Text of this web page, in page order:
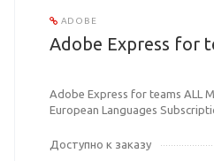
ADOBE
Adobe Express for
Adobe Express for teams ALL
European Languages
Доступно к заказу